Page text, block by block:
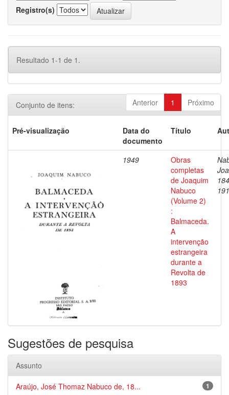
Registro(s)
Resultado 1-1 de 1.
Anterior 1 Próximo
Conjunto de itens:
Pré-visualização
Data do
documento
Título
1949
Obras
completas
de Joaquim
Nabuco
(Volume 2)
:
Balmaceda.
A
intervenção
estrangeira
durante a
Revolta de
1893
Sugestões de pesquisa
Assunto
1
Araújo, José Thomaz Nabuco de, 18...